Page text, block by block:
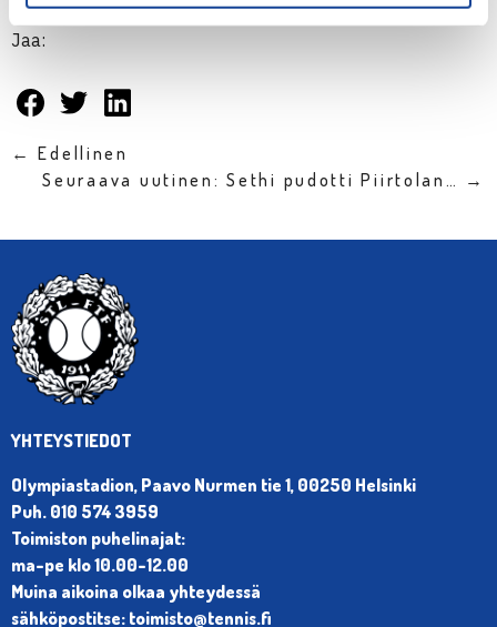
Jaa:
← Edellinen
Seuraava uutinen: Sethi pudotti Piirtolan… →
YHTEYSTIEDOT
Olympiastadion, Paavo Nurmen tie 1, 00250 Helsinki
Puh. 010 574 3959
Toimiston puhelinajat:
ma-pe klo 10.00-12.00
Muina aikoina olkaa yhteydessä
sähköpostitse: toimisto@tennis.fi